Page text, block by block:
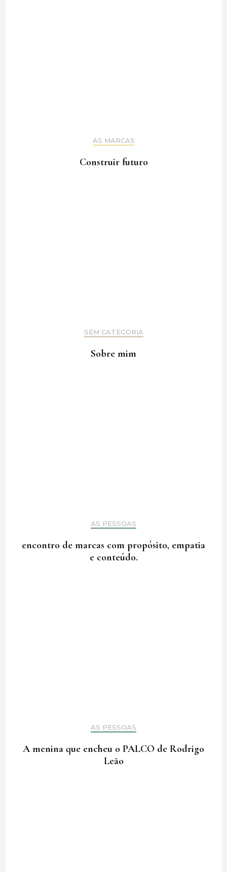
AS MARCAS
Construir futuro
SEM CATEGORIA
Sobre mim
AS PESSOAS
encontro de marcas com propósito, empatia
e conteúdo.
AS PESSOAS
A menina que encheu o PALCO de Rodrigo
Leão